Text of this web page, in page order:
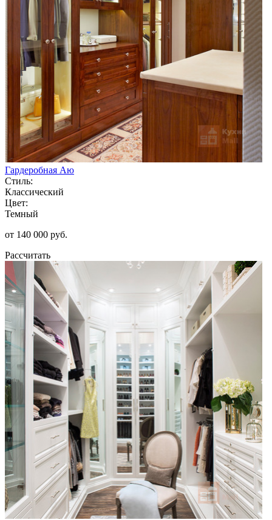
Гардеробная Аю
Стиль:
Классический
Цвет:
Темный
от 140 000 руб.
Рассчитать